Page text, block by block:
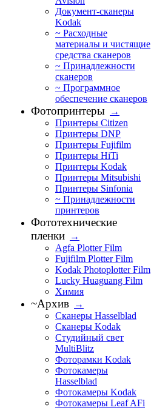
Документ-сканеры
Kodak
~ Расходные
материалы и чистящие
средства сканеров
~ Принадлежности
сканеров
~ Программное
обеспечение сканеров
Фотопринтеры
→
Принтеры Citizen
Принтеры DNP
Принтеры Fujifilm
Принтеры HiTi
Принтеры Kodak
Принтеры Mitsubishi
Принтеры Sinfonia
~ Принадлежности
принтеров
Фототехнические
пленки
→
Agfa Plotter Film
Fujifilm Plotter Film
Kodak Photoplotter Film
Lucky Huaguang Film
Химия
~Архив
→
Сканеры Hasselblad
Сканеры Kodak
Студийный свет
MultiBlitz
Фоторамки Kodak
Фотокамеры
Hasselblad
Фотокамеры Kodak
Фотокамеры Leaf AFi